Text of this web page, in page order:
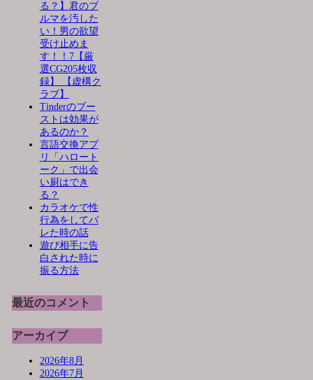
る？】君のブ
ルマを汚した
い！男の欲望
受け止めま
す！！7【厳
選CG205枚収
録】 【虚構ク
ラブ】
Tinderのブー
ストは効果が
あるのか？
言語交換アプ
リ「ハロート
ーク」で出会
い厨はでき
る？
カラオケで性
行為をしてバ
レた時の話
遊び相手に告
白された時に
振る方法
最近のコメント
アーカイブ
2026年8月
2026年7月